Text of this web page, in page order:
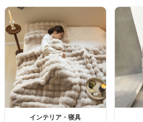
インテリア・寝具